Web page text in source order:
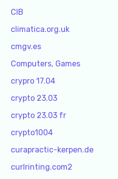
CIB
climatica.org.uk
cmgv.es
Computers, Games
crypro 17.04
crypto 23.03
crypto 23.03 fr
crypto1004
curapractic-kerpen.de
curlrinting.com2